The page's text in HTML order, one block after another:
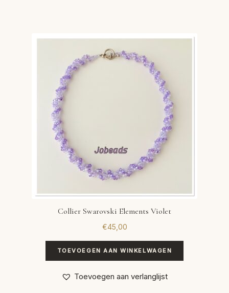
Collier Swarovski Elements Violet
€45,00
TOEVOEGEN AAN WINKELWAGEN
Toevoegen aan verlanglijst